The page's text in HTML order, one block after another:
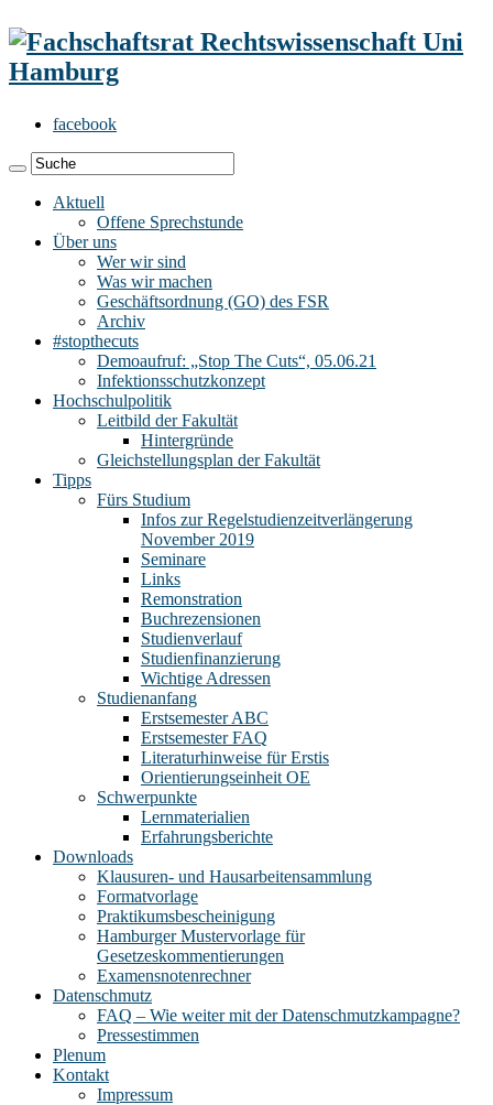
facebook
Aktuell
Offene Sprechstunde
Über uns
Wer wir sind
Was wir machen
Geschäftsordnung (GO) des FSR
Archiv
#stopthecuts
Demoaufruf: „Stop The Cuts“, 05.06.21
Infektionsschutzkonzept
Hochschulpolitik
Leitbild der Fakultät
Hintergründe
Gleichstellungsplan der Fakultät
Tipps
Fürs Studium
Infos zur Regelstudienzeitverlängerung
November 2019
Seminare
Links
Remonstration
Buchrezensionen
Studienverlauf
Studienfinanzierung
Wichtige Adressen
Studienanfang
Erstsemester ABC
Erstsemester FAQ
Literaturhinweise für Erstis
Orientierungseinheit OE
Schwerpunkte
Lernmaterialien
Erfahrungsberichte
Downloads
Klausuren- und Hausarbeitensammlung
Formatvorlage
Praktikumsbescheinigung
Hamburger Mustervorlage für
Gesetzeskommentierungen
Examensnotenrechner
Datenschmutz
FAQ – Wie weiter mit der Datenschmutzkampagne?
Pressestimmen
Plenum
Kontakt
Impressum